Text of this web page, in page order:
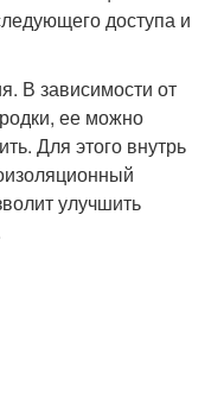
доступа и
В зависимости от
ее можно
Для этого внутрь
улучшить